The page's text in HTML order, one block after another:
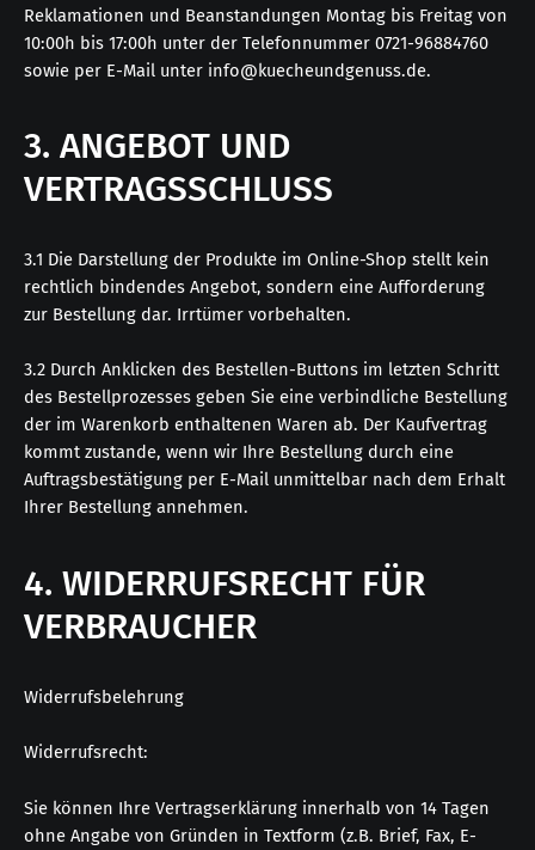
Reklamationen und Beanstandungen Montag bis Freitag von
10:00h bis 17:00h unter der Telefonnummer 0721-96884760
sowie per E-Mail unter info@kuecheundgenuss.de.
3. ANGEBOT UND
VERTRAGSSCHLUSS
3.1 Die Darstellung der Produkte im Online-Shop stellt kein
rechtlich bindendes Angebot, sondern eine Aufforderung
zur Bestellung dar. Irrtümer vorbehalten.
3.2 Durch Anklicken des Bestellen-Buttons im letzten Schritt
des Bestellprozesses geben Sie eine verbindliche Bestellung
der im Warenkorb enthaltenen Waren ab. Der Kaufvertrag
kommt zustande, wenn wir Ihre Bestellung durch eine
Auftragsbestätigung per E-Mail unmittelbar nach dem Erhalt
Ihrer Bestellung annehmen.
4. WIDERRUFSRECHT FÜR
VERBRAUCHER
Widerrufsbelehrung
Widerrufsrecht:
Sie können Ihre Vertragserklärung innerhalb von 14 Tagen
ohne Angabe von Gründen in Textform (z.B. Brief, Fax, E-